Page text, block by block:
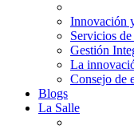
Innovación
Servicios
Gestión
La
Consejo de
Blogs
La Salle